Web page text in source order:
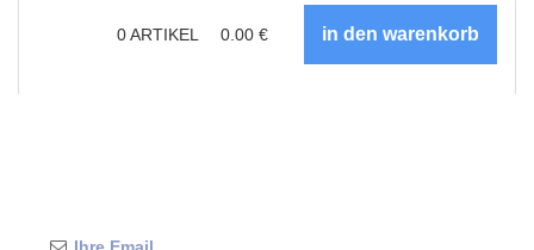
0ARTIKEL 0.00 €